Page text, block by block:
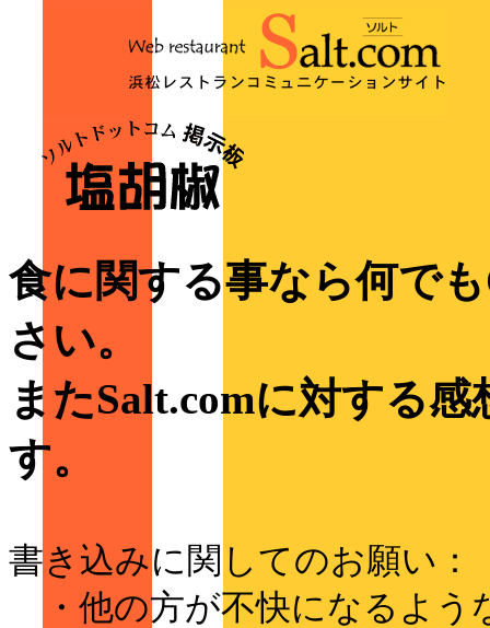
食に関する事なら何で
さい。
またSalt.comに対する
す。
書き込みに関してのお願い：
・他の方が不快になるよう